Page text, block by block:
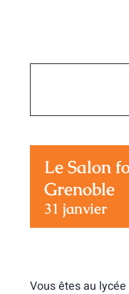
Le Salon
Grenoble
31 janvier
Vous êtes au